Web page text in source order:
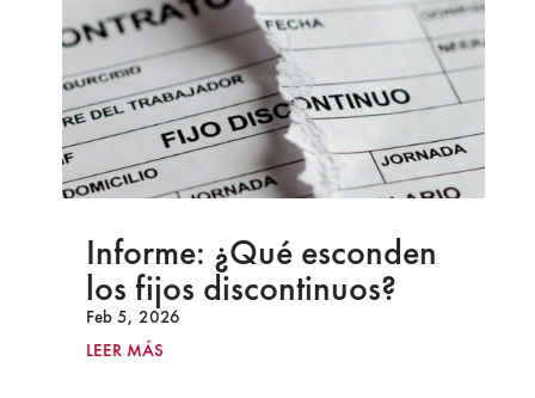
Informe: ¿Qué esconden
los fijos discontinuos?
Feb 5, 2026
LEER MÁS